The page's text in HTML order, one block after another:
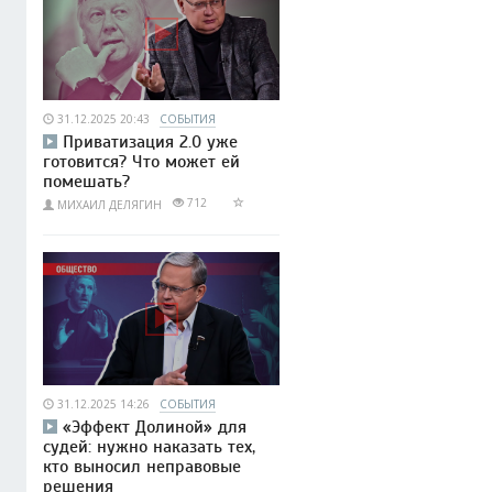
31.12.2025 20:43 СОБЫТИЯ
Приватизация 2.0 уже
готовится? Что может ей
помешать?
МИХАИЛ ДЕЛЯГИН 712
31.12.2025 14:26 СОБЫТИЯ
«Эффект Долиной» для
судей: нужно наказать тех,
кто выносил неправовые
решения